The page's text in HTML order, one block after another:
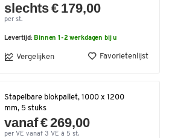
slechts € 179,00
per st.
Levertijd: Binnen 1-2 werkdagen bij u
Vergelijken Favorietenlijst
Stapelbare blokpallet, 1000 x 1200
mm, 5 stuks
vanaf € 269,00
per VE vanaf 3 VE à 5 st.